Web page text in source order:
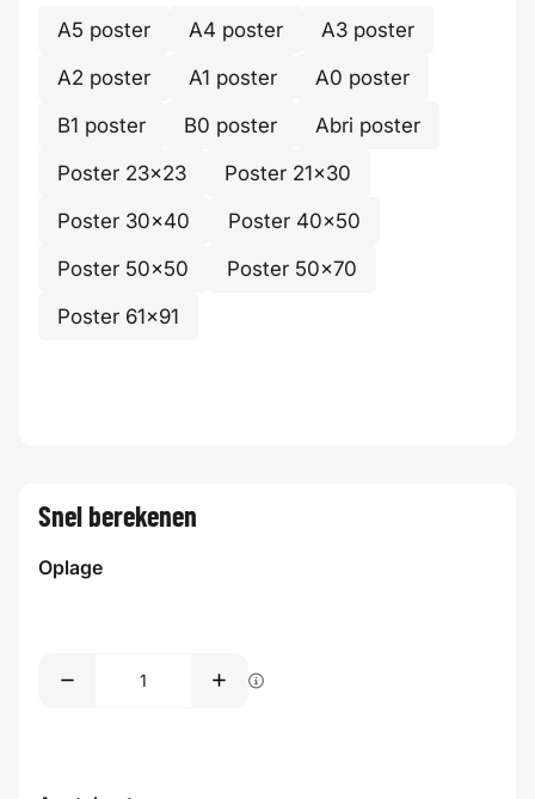
A5 poster A4 poster
A3 poster
A2 poster
A1 poster
A0 poster
B1 poster
B0 poster
Abri poster
Poster 23x23
Poster 21x30
Poster 30x40
Poster 40x50
Poster 50x50
Poster 50x70
Poster 61x91
Snel berekenen
Oplage